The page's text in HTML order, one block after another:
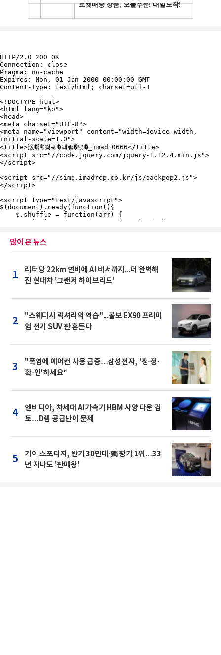
많이 본 뉴스
1
리터당 22km 연비에 AI 비서까지...더 완벽해
진 현대차 '그랜저 하이브리드'
2
"스웨디시 럭셔리의 역습"...볼보 EX90 프리미
엄 전기 SUV 판 흔든다
3
"폭염에 에어컨 사용 급증…삼성전자, '청·정·
확·인'하세요”
4
엔비디아, 차세대 AI가속기 HBM 사양 다운 검
토…D램 공급난이 문제
5
기아 스포티지, 반기 30만대·獨 평가 1위…33
년 지나도 '판매왕'